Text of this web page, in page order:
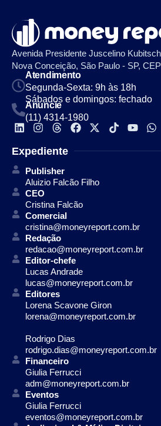
Avenida Presidente Juscelino
Nova Conceição, São Paulo - SP,
Atendimento
Segunda-Sexta: 9h às 18h
Sábados e domingos: fechado
Anuncie
(11) 4314-1980
Expediente
Publisher
Aluizio Falcão Filho
CEO
Cristina Falcão
Comercial
cristina@moneyreport.com.br
Redação
redacao@moneyreport.com.br
Editor-chefe
Lucas Andrade
lucas@moneyreport.com.br
Editores
Lorena Scavone Giron
lorena@moneyreport.com.br
Rodrigo Dias
rodrigo.dias@moneyreport.com.br
Financeiro
Giulia Ferrucci
adm@moneyreport.com.br
Eventos
Giulia Ferrucci
eventos@moneyreport.com.br